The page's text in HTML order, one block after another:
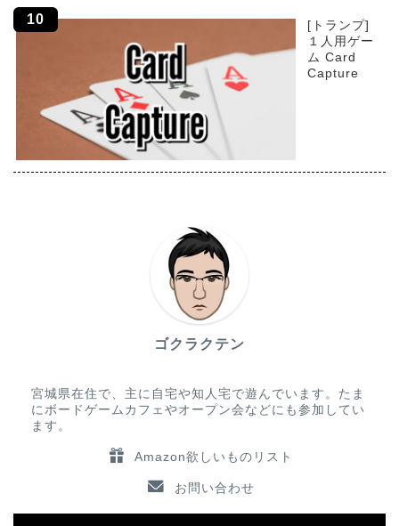
[トランプ]
１人用ゲー
ム Card
Capture
ゴクラクテン
宮城県在住で、主に自宅や知人宅で遊んでいます。たま
にボードゲームカフェやオープン会などにも参加してい
ます。
Amazon欲しいものリスト
お問い合わせ